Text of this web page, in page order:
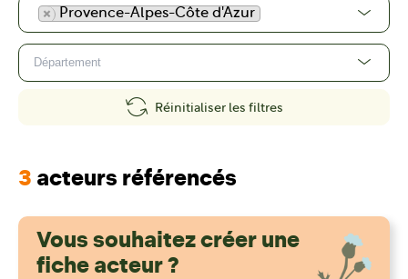
× Provence-Alpes-Côte d'Azur
Réinitialiser les filtres
3 acteurs référencés
Vous souhaitez créer une
fiche acteur ?